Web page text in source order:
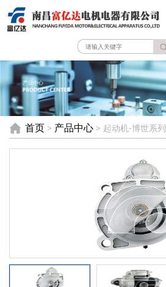
首页 > 产品中心 > 起动机-博世系列